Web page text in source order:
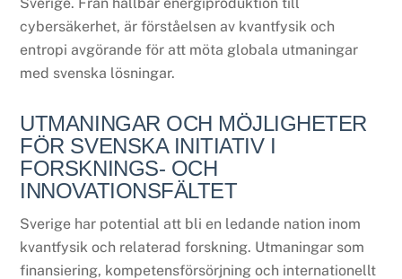
cybersäkerhet, är förståelsen av kvantfysik och
entropi avgörande för att möta globala utmaningar
med svenska lösningar.
UTMANINGAR OCH MÖJLIGHETER
FÖR SVENSKA INITIATIV I
FORSKNINGS- OCH
INNOVATIONSFÄLTET
Sverige har potential att bli en ledande nation inom
kvantfysik och relaterad forskning. Utmaningar som
finansiering, kompetensförsörjning och internationellt